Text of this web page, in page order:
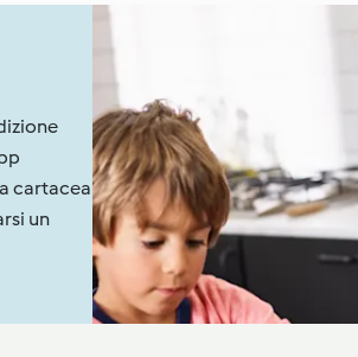
cartacea
un